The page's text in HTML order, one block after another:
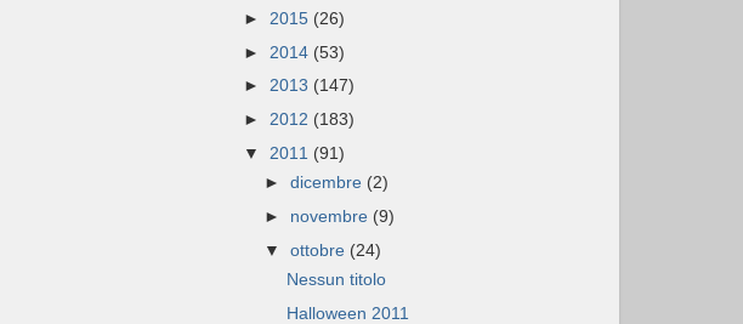
► 2015 (26)
► 2014 (53)
► 2013 (147)
► 2012 (183)
▼ 2011 (91)
►dicembre (2)
► novembre (9)
▼ottobre (24)
Nessun titolo
Halloween 2011